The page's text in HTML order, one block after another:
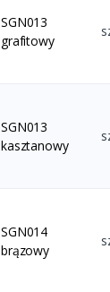
SGN013
grafitowy
SGN013
kasztanowy
SGN014
brązowy